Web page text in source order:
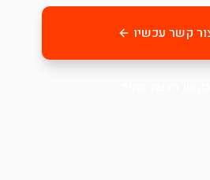
קשר עכשיו